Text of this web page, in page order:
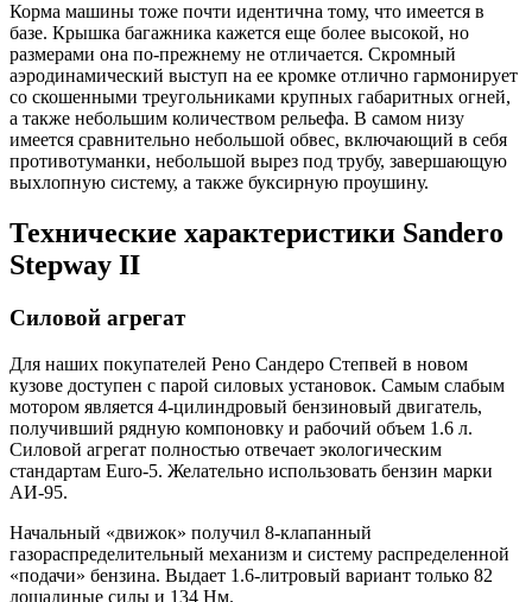
Корма машины тоже почти идентична тому, что имеется в
базе. Крышка багажника кажется еще более высокой, но
размерами она по-прежнему не отличается. Скромный
аэродинамический выступ на ее кромке отлично гармонирует
со скошенными треугольниками крупных габаритных огней,
а также небольшим количеством рельефа. В самом низу
имеется сравнительно небольшой обвес, включающий в себя
противотуманки, небольшой вырез под трубу, завершающую
выхлопную систему, а также буксирную проушину.
Технические характеристики Sandero
Stepway II
Силовой агрегат
Для наших покупателей Рено Сандеро Степвей в новом
кузове доступен с парой силовых установок. Самым слабым
мотором является 4-цилиндровый бензиновый двигатель,
получивший рядную компоновку и рабочий объем 1.6 л.
Силовой агрегат полностью отвечает экологическим
стандартам Euro-5. Желательно использовать бензин марки
АИ-95.
Начальный «движок» получил 8-клапанный
газораспределительный механизм и систему распределенной
«подачи» бензина. Выдает 1.6-литровый вариант только 82
лошадиные силы и 134 Нм.